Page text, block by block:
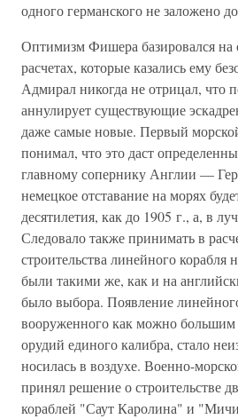
одного германского не заложено
Оптимизм Фишера базировался на
расчетах, которые казались ему
Адмирал никогда не отрицал, что
аннулирует существующие
даже самые новые. Первый
понимал, что это даст
главному сопернику Англии —
немецкое отставание на морях
десятилетия, как до 1905 г., а, в
Следовало также принимать в
строительства линейного корабля
были такими же, как и на
было выбора. Появление
вооруженного как можно большим
орудий единого калибра, стало
носилась в воздухе. Военно-
принял решение о строительстве
кораблей "Саут Каролина" и